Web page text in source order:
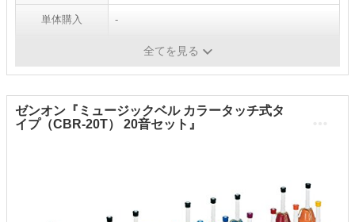
単体購入 -
全てを見る
ゼンオン『ミュージックベル カラータッチ式タ
イプ（CBR-20T） 20音セット』